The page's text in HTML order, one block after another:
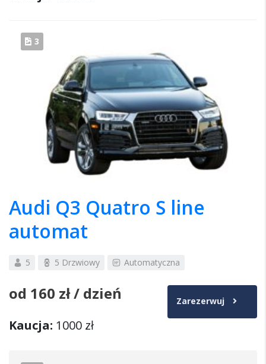
3
Audi Q3 Quatro S line
automat
5 5 Drzwiowy Automatyczna
od 160 zł/ dzień Zarezerwuj
Kaucja: 1000 zł